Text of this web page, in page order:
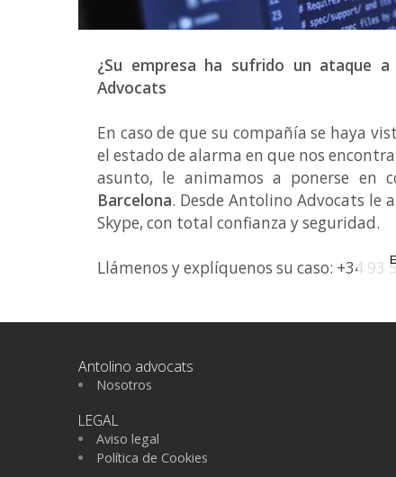
¿Su empresa ha sufrido un ataque
Advocats
En caso de que su compañía se haya
el estado de alarma en que nos
asunto, le animamos a ponerse en
Barcelona. Desde Antolino Advocats le
Skype, con total confianza y seguridad.
Llámenos y explíquenos su caso: +34 93
Antolino advocats
Nosotros
LEGAL
Aviso legal
Política de Cookies